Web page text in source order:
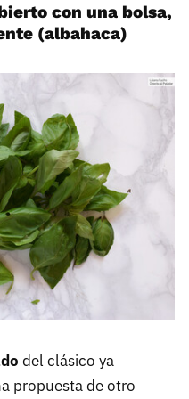
con una bolsa,
(albahaca)
del clásico ya
propuesta de otro